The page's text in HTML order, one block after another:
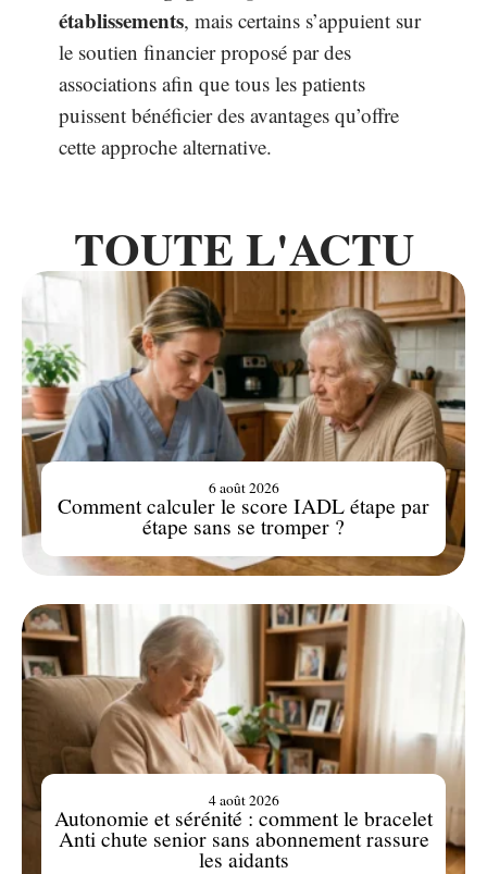
établissements, mais certains s’appuient sur
le soutien financier proposé par des
associations afin que tous les patients
puissent bénéficier des avantages qu’offre
cette approche alternative.
TOUTE L'ACTU
Comment calculer le score IADL étape par
étape sans se tromper ?
6 août 2026
Autonomie et sérénité : comment le bracelet
Anti chute senior sans abonnement rassure
les aidants
4 août 2026